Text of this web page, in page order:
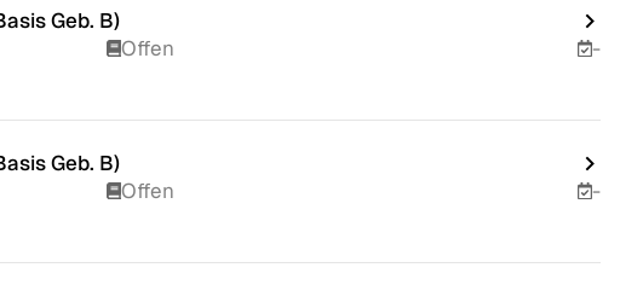
Geb. B)
Offen -
Geb. B)
Offen -